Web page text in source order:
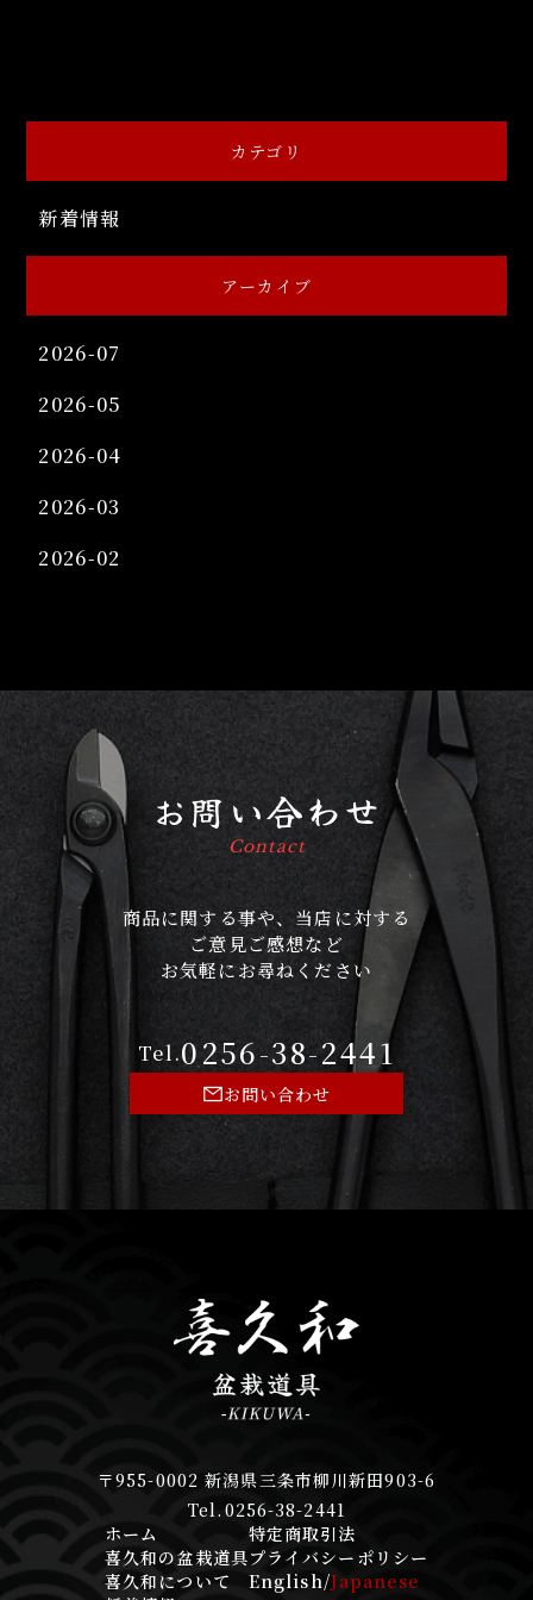
カテゴリ
新着情報
アーカイブ
2026-07
2026-05
2026-04
2026-03
2026-02
お問い合わせ
Contact
商品に関する事や、当店に対する
ご意見ご感想など
お気軽にお尋ねください
Tel.0256-38-2441
お問い合わせ
〒955-0002 新潟県三条市柳川新田903-6
Tel.0256-38-2441
ホーム
喜久和の盆栽道具
喜久和について
特定商取引法
プライバシーポリシー
English/Japanese